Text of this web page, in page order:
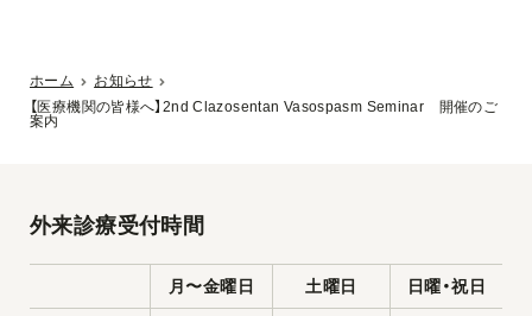
ホーム
お知らせ
【医療機関の皆様へ】2nd Clazosentan Vasospasm Seminar 開催のご
案内
外来診療受付時間
月〜金曜日 土曜日 日曜・祝日